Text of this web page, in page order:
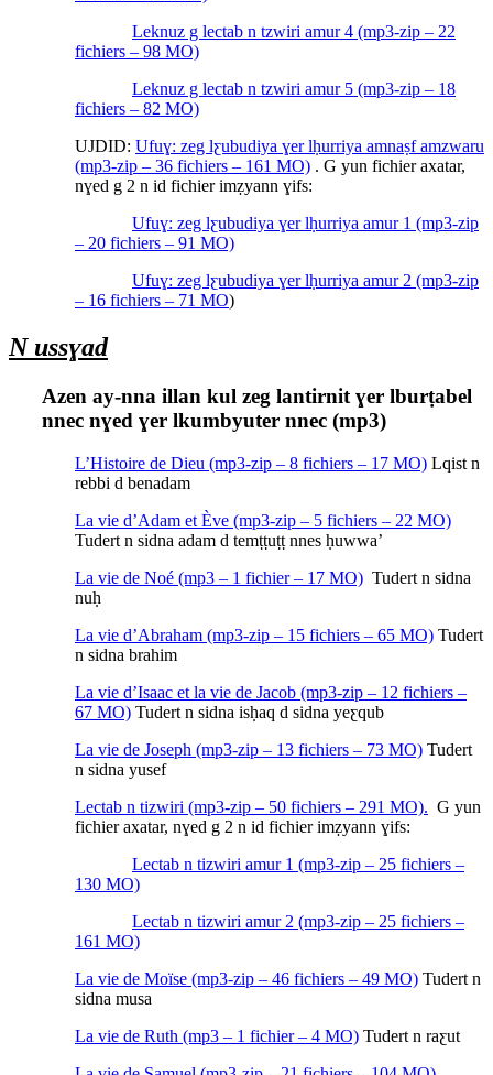
Leknuz g lectab n tzwiri amur 4 (mp3-zip – 22
fichiers – 98 MO)
Leknuz g lectab n tzwiri amur 5 (mp3-zip – 18
fichiers – 82 MO)
UJDID: Ufuɣ: zeg lƹubudiya ɣer lḥurriya amnaṣf amzwaru
(mp3-zip – 36 fichiers – 161 MO) . G yun fichier axatar,
nɣed g 2 n id fichier imẓyann ɣifs:
Ufuɣ: zeg lƹubudiya ɣer lḥurriya amur 1 (mp3-zip
– 20 fichiers – 91 MO)
Ufuɣ: zeg lƹubudiya ɣer lḥurriya amur 2 (mp3-zip
– 16 fichiers – 71 MO)
N ussɣad
Azen ay-nna illan kul zeg lantirnit ɣer lburṭabel
nnec nɣed ɣer lkumbyuter nnec (mp3)
L’Histoire de Dieu (mp3-zip – 8 fichiers – 17 MO) Lqist n
rebbi d benadam
La vie d’Adam et Ève (mp3-zip – 5 fichiers – 22 MO)
Tudert n sidna adam d temṭṭuṭṭ nnes ḥuwwa’
La vie de Noé (mp3 – 1 fichier – 17 MO) Tudert n sidna
nuḥ
La vie d’Abraham (mp3-zip – 15 fichiers – 65 MO) Tudert
n sidna brahim
La vie d’Isaac et la vie de Jacob (mp3-zip – 12 fichiers –
67 MO) Tudert n sidna isḥaq d sidna yeƹqub
La vie de Joseph (mp3-zip – 13 fichiers – 73 MO) Tudert
n sidna yusef
Lectab n tizwiri (mp3-zip – 50 fichiers – 291 MO). G yun
fichier axatar, nɣed g 2 n id fichier imẓyann ɣifs:
Lectab n tizwiri amur 1 (mp3-zip – 25 fichiers –
130 MO)
Lectab n tizwiri amur 2 (mp3-zip – 25 fichiers –
161 MO)
La vie de Moïse (mp3-zip – 46 fichiers – 49 MO) Tudert n
sidna musa
La vie de Ruth (mp3 – 1 fichier – 4 MO) Tudert n raƹut